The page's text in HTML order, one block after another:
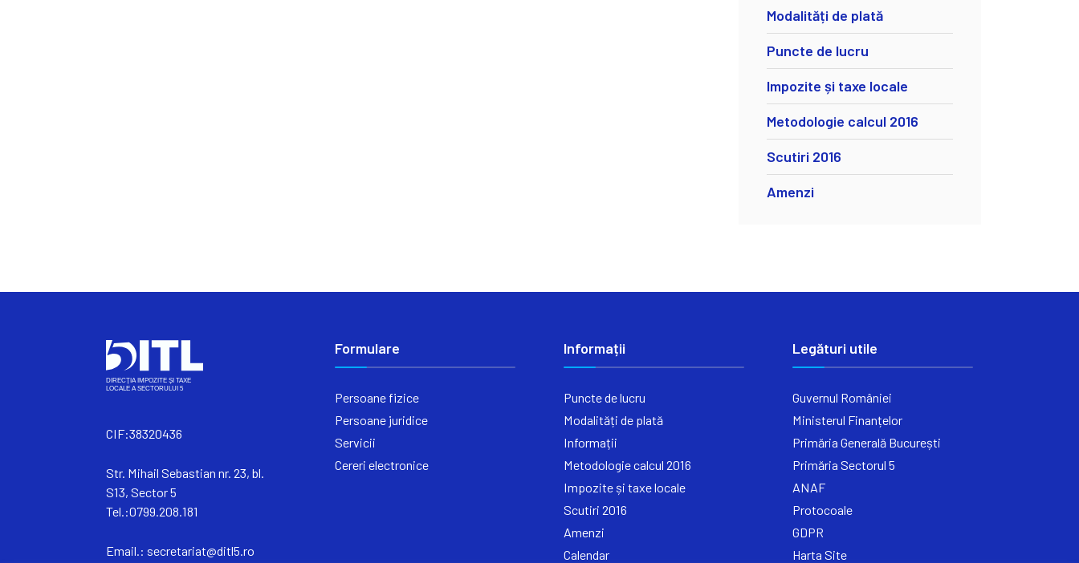
Modalități de plată
Puncte de lucru
Impozite și taxe locale
Metodologie calcul 2016
Scutiri 2016
Amenzi
CIF:38320436
Str. Mihail Sebastian nr. 23, bl.
S13, Sector 5
Tel.:0799.208.181
Email.: secretariat@ditl5.ro
Formulare
Persoane fizice
Persoane juridice
Servicii
Cereri electronice
Informații
Puncte de lucru
Modalități de plată
Informații
Metodologie calcul 2016
Impozite și taxe locale
Scutiri 2016
Amenzi
Calendar
Legături utile
Guvernul României
Ministerul Finanțelor
Primăria Generală București
Primăria Sectorul 5
ANAF
Protocoale
GDPR
Harta Site